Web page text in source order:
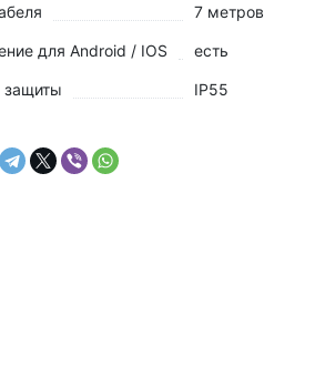
7 метров
для Android / IOS есть
защиты
IP55